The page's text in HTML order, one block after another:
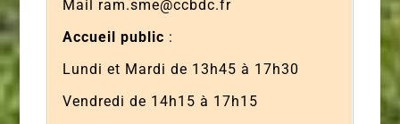
Mail ram.sme@ccbdc.fr
Accueil public :
Lundi et Mardi de 13h45 à 17h30
Vendredi de 14h15 à 17h15